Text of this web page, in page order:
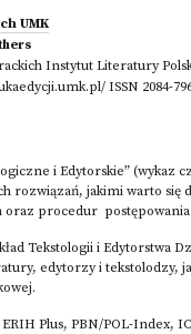
UMK
Instytut Literatury
ISSN 2084-
i Edytorskie” (wykaz
rozwiązań, jakimi warto
procedur
Tekstologii i Edytorstwa
edytorzy i
Plus, PBN/POL-Index,